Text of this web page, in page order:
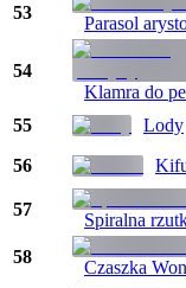
53
Parasol
54
Klamra do
55 Lody
56
57
Spiralna
58
Czaszka